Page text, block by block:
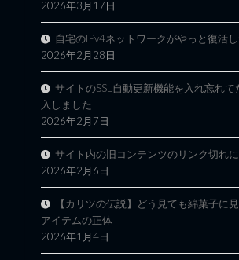
2026年3月17日
自宅のIPv4ネットワークがやっと復活
2026年2月28日
サイトのSSL自動更新機能を入れ忘れて
入しました
2026年2月7日
サイト内の旧コンテンツのリンク切れ
2026年2月6日
【カリツの伝説】どう見ても綿菓子に
アイテムの正体
2026年1月4日